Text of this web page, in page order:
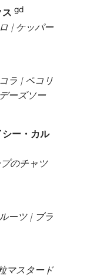
gd
| ケッパー
ラ | ペコリ
ーズソー
ー・カル
のチャツ
ーツ | ブラ
マスタード